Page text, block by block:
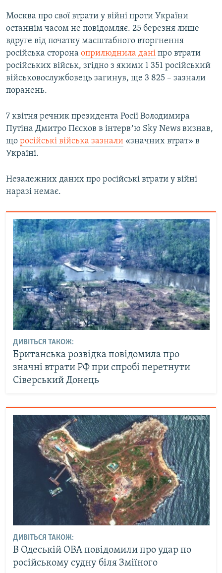
Москва про свої втрати у війні проти України
останнім часом не повідомляє. 25 березня лише
вдруге від початку масштабного вторгнення
російська сторона оприлюднила дані про втрати
російських військ, згідно з якими 1 351 російський
військовослужбовець загинув, ще 3 825 – зазнали
поранень​.
7 квітня речник президента Росії Володимира
Путіна Дмитро Пєсков в інтервʼю Sky News визнав,
що російські війська зазнали «значних втрат» в
Україні.
Незалежних даних про російські втрати у війні
наразі немає.
ДИВІТЬСЯ ТАКОЖ:
Британська розвідка повідомила про
значні втрати РФ при спробі перетнути
Сіверський Донець
ДИВІТЬСЯ ТАКОЖ:
В Одеській ОВА повідомили про удар по
російському судну біля Зміїного